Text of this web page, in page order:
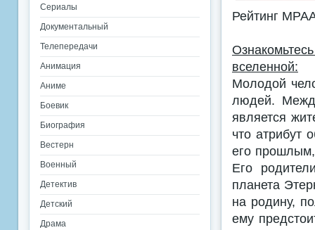
Рейтинг
вселенной:
Молодой
людей.
является
что атрибут
его прошлым,
Его
планета
на родину,
ему
Сериалы
Документальный
Телепередачи
Анимация
Аниме
Боевик
Биография
Вестерн
Военный
Детектив
Детский
Драма